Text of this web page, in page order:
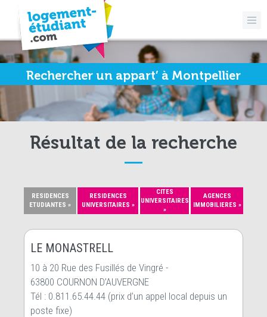
Rechercher un appart’ à Montpellier
Résultat de la recherche
RESIDENCES
ETUDIANTES »
RESIDENCES
UNIVERSITAIRES »
CITES
UNIVERSITAIRES
»
AGENCES
IMMOBILIERES »
LE MONASTRELL
10 à 20 Rue des Fusillés de Vingré -
63800 COURNON D’AUVERGNE
Tél : 0.811.65.44.44 (prix d’un appel local depuis un
poste fixe)